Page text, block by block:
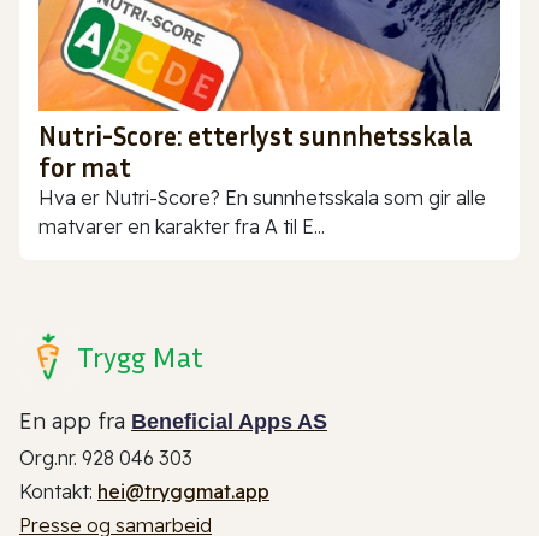
Nutri-Score: etterlyst sunnhetsskala
for mat
Hva er Nutri-Score? En sunnhetsskala som gir alle
matvarer en karakter fra A til E...
Trygg Mat
En app fra Beneficial Apps AS
Org.nr. 928 046 303
Kontakt: hei@tryggmat.app
Presse og samarbeid